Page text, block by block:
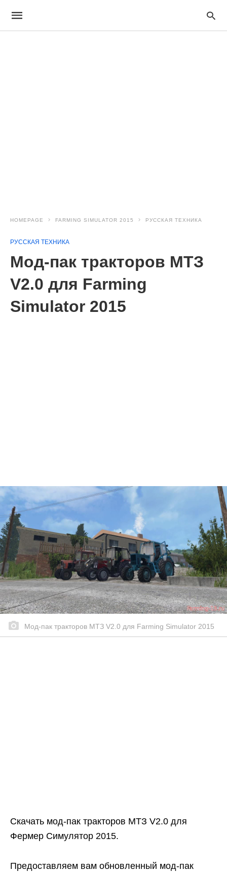
HOMEPAGE FARMING SIMULATOR 2015 РУССКАЯ ТЕХНИКА
РУССКАЯ ТЕХНИКА
Мод-пак тракторов МТЗ
V2.0 для Farming
Simulator 2015
Мод-пак тракторов МТЗ V2.0 для Farming Simulator 2015
Скачать мод-пак тракторов МТЗ V2.0 для
Фермер Симулятор 2015.
Предоставляем вам обновленный мод-пак